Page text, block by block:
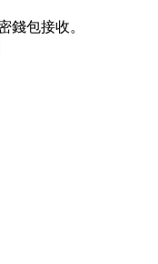
錢包接收。